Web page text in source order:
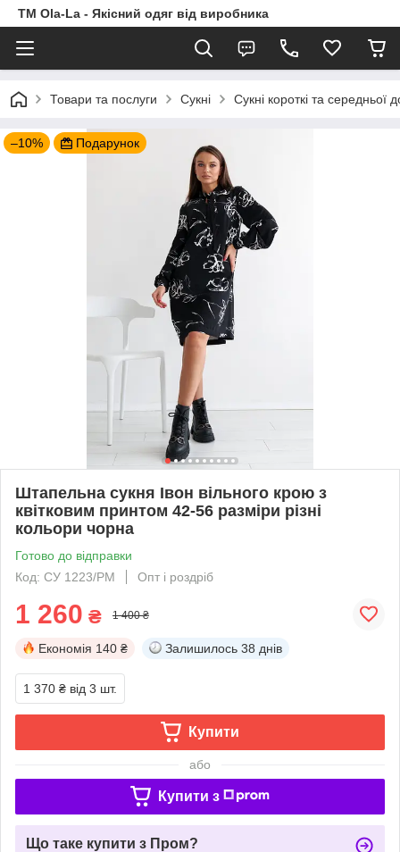
TM Ola-La - Якісний одяг від виробника
Товари та послуги Сукні Сукні короткі та середньої
–10% Подарунок
Штапельна сукня Івон вільного крою з
квітковим принтом 42-56 разміри різні
кольори чорна
Готово до відправки
Код: СУ 1223/РМ
Опт і роздріб
1 260 ₴ 1 400 ₴
Економія 140 ₴ Залишилось 38 днів
1 370 ₴ від 3 шт.
Купити
або
Купити з
Що таке купити з Пром?